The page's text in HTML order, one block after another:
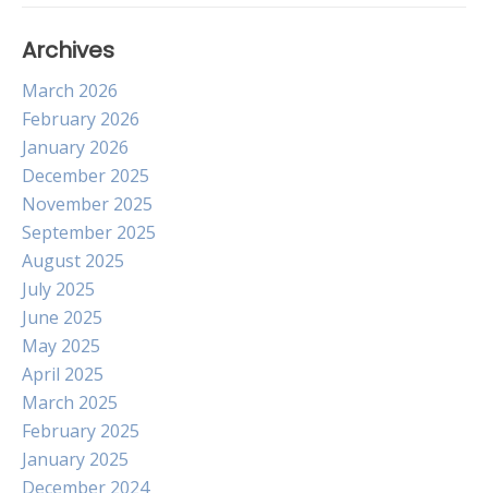
Archives
March 2026
February 2026
January 2026
December 2025
November 2025
September 2025
August 2025
July 2025
June 2025
May 2025
April 2025
March 2025
February 2025
January 2025
December 2024